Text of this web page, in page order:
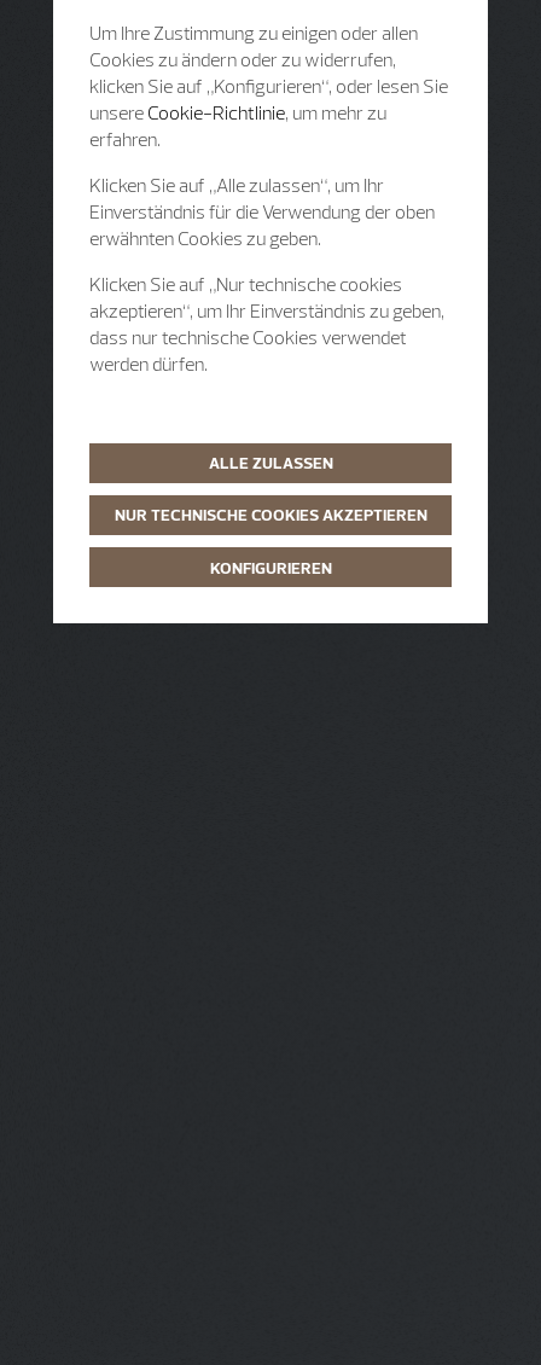
Um Ihre Zustimmung zu einigen oder allen
Cookies zu ändern oder zu widerrufen,
klicken Sie auf „Konfigurieren“, oder lesen Sie
unsere Cookie-Richtlinie, um mehr zu
erfahren.
Klicken Sie auf „Alle zulassen“, um Ihr
Einverständnis für die Verwendung der oben
erwähnten Cookies zu geben.
Klicken Sie auf „Nur technische cookies
akzeptieren“, um Ihr Einverständnis zu geben,
dass nur technische Cookies verwendet
werden dürfen.
ALLE ZULASSEN
NUR TECHNISCHE COOKIES AKZEPTIEREN
KONFIGURIEREN